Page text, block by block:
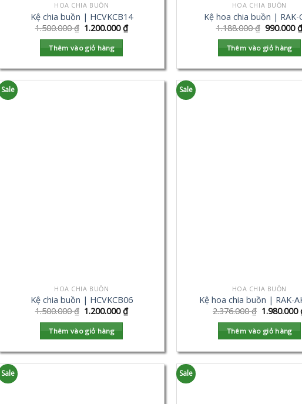
HOA CHIA BUỒN
Kệ chia buồn | HCVKCB14
1.500.000₫ 1.200.000₫
Thêm vào giỏ hàng
HOA CHIA BUỒN
Kệ hoa chia buồn | RAK-
1.188.000₫ 990.000₫
Thêm vào giỏ hàng
Sale
HOA CHIA BUỒN
Kệ chia buồn | HCVKCB06
1.500.000₫ 1.200.000₫
Thêm vào giỏ hàng
Sale
HOA CHIA BUỒN
Kệ hoa chia buồn | RAK-
2.376.000₫ 1.980.000
Thêm vào giỏ hàng
Sale Sale